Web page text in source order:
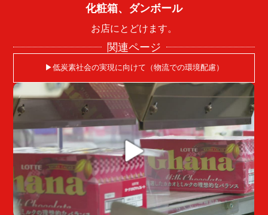
化粧箱、ダンボール
お店にとどけます。
関連ページ
▶︎低炭素社会の実現に向けて（物流での環境配慮）